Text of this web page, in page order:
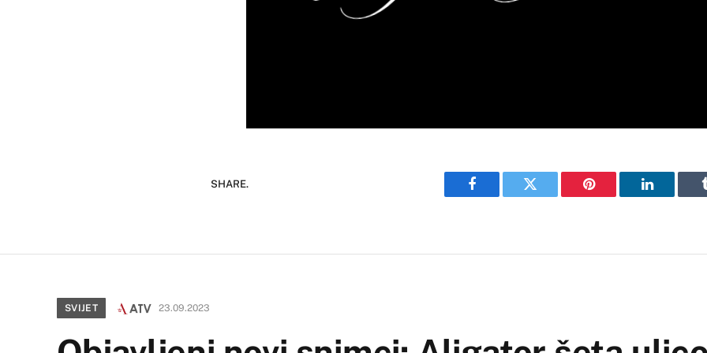
SHARE.
Facebook Twitter Pinterest LinkedIn
SVIJET 23.09.2023